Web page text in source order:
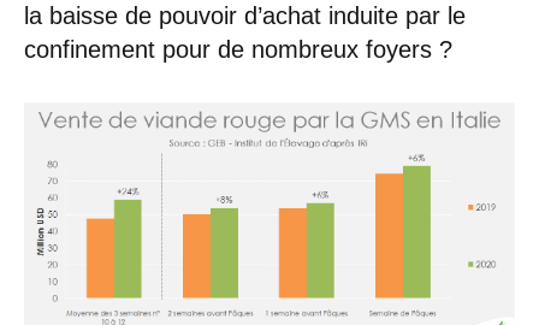
la baisse de pouvoir d’achat induite par le
confinement pour de nombreux foyers ?